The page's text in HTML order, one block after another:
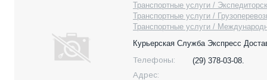
Транспортные услуги /
Транспортные услуги /
Транспортные услуги /
Курьерская Служба Экспресс
Телефоны:
(29) 378-03-08.
Адрес: